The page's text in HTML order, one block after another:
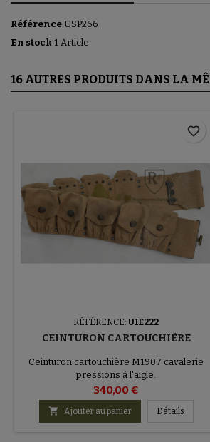
Référence USP266
En stock 1 Article
16 AUTRES PRODUITS DANS LA
RÉFÉRENCE: U1E222
CEINTURON CARTOUCHIÈRE
Ceinturon cartouchière M1907 cavalerie
pressions à l'aigle.
340,00 €
 Ajouter au panier Détails
favorite_border